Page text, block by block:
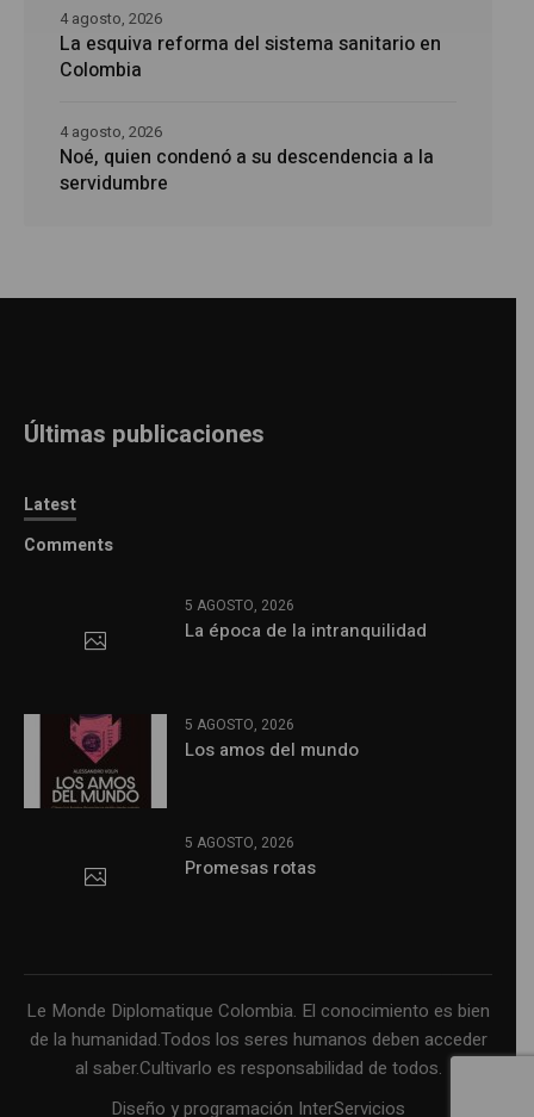
La esquiva reforma del sistema sanitario en
Colombia
4 agosto, 2026
Noé, quien condenó a su descendencia a la
servidumbre
4 agosto, 2026
Últimas publicaciones
Latest
Comments
5 AGOSTO, 2026
La época de la intranquilidad
5 AGOSTO, 2026
Los amos del mundo
5 AGOSTO, 2026
Promesas rotas
Le Monde Diplomatique Colombia. El conocimiento es bien
de la humanidad.Todos los seres humanos deben acceder
al saber.Cultivarlo es responsabilidad de todos.
Diseño y programación InterServicios